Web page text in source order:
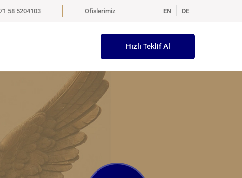
58 5204103 Ofislerimiz EN DE
Hızlı Teklif Al